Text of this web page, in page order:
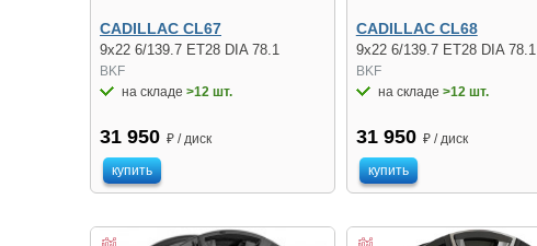
CADILLAC CL67
9x22 6/139.7 ET28 DIA 78.1
BKF
на складе >12 шт.
31 950 ₽ / диск
купить
CADILLAC CL68
9x22 6/139.7 ET28 DIA 78.1
BKF
на складе >12 шт.
31 950 ₽ / диск
купить